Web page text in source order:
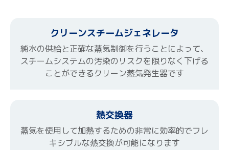
クリーンスチームジェネレータ
純水の供給と正確な蒸気制御を行うことによって、
スチームシステムの汚染のリスクを限りなく下げる
ことができるクリーン蒸気発生器です
熱交換器
蒸気を使用して加熱するための非常に効率的でフレ
キシブルな熱交換が可能になります